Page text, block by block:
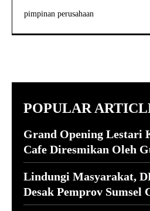
pimpinan perusahaan
POPULAR
Grand Opening Lestari
Cafe Diresmikan Oleh
Lindungi Masyarakat,
Desak Pemprov Sumsel